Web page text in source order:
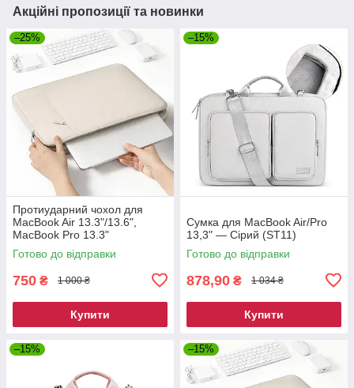
Акційні пропозиції та новинки
–25%
Протиударний чохол для
MacBook Air 13.3"/13.6",
MacBook Pro 13.3"
Готово до відправки
750 ₴ 1 000 ₴
Купити
–15%
Сумка для MacBook Air/Pro
13,3" — Сірий (ST11)
Готово до відправки
878,90 ₴ 1 034 ₴
Купити
–15% –15%